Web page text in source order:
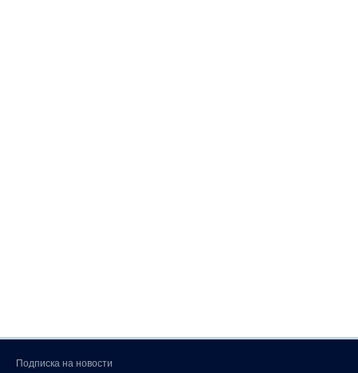
Подписка на новости